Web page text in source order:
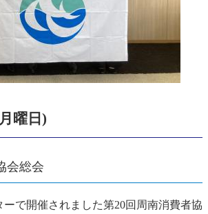
曜日)
会総会
ーで開催されました第20回周南消費者協